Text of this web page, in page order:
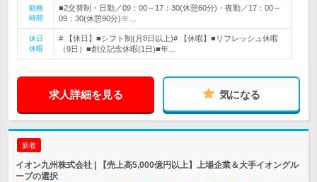
勤務
時間
■2交替制・日勤／09：00～17：30(休憩60分)・夜勤／17：00～
09：30(休憩90分)※…
休日
休暇
# 【休日】■シフト制(月8日以上)# 【休暇】■リフレッシュ休暇
（9日）■創立記念休暇(1日)■年…
求人詳細を見る 気になる
新着
イオン九州株式会社 | 【売上高5,000億円以上】上場企業＆大手イオングル
ープの選択